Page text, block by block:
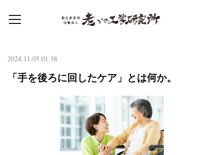
2024.11.05 01:38
「手を後ろに回したケア」とは何か。